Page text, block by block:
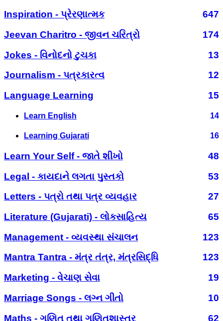
Inspiration - પ્રેરણાત્મક
647
Jeevan Charitro - જીવન ચરિત્રો
174
Jokes - વિનોદનો ટુચકા
13
Journalism - પત્રકારત્વ
12
Language Learning
15
Learn English 14
Learning Gujarati 16
Learn Your Self - જાતે શીખો
48
Legal - કાયદાને લગતા પુસ્તકો
53
Letters - પત્રો તથા પત્ર વ્યવહાર
27
Literature (Gujarati) - લોકસાહિત્ય
65
Management - વ્યવસ્થા સંચાલન
123
Mantra Tantra - મંત્ર તંત્ર, મંત્રસિદ્ધિ
123
Marketing - વેચાણ સેવા
19
Marriage Songs - લગ્ન ગીતો
10
Maths - ગણિત તથા ગણિતશાસ્ત્ર
62